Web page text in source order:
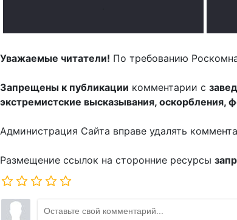
Уважаемые читатели! По требованию
Запрещены к публикации комментарии с
экстремистские высказывания, оскорбления,
Администрация Сайта вправе удалять
Размещение ссылок на сторонние ресурсы